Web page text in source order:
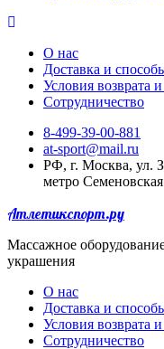
О нас
Доставка и
Условия возврата
Сотрудничество
8-499-39-00-881
at-sport@mail.ru
РФ, г. Москва, ул.
метро Семеновская
Атлетикспорт.ру
Массажное
украшения
О нас
Доставка и
Условия возврата
Сотрудничество